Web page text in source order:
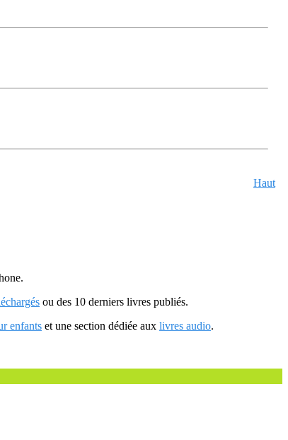
Haut
ou des 10 derniers livres publiés.
enfants et une section dédiée aux livres audio.